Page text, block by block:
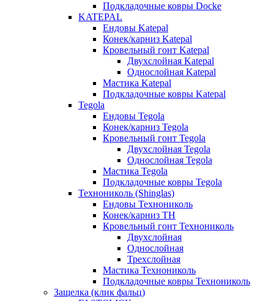
Подкладочные ковры Docke
KATEPAL
Ендовы Katepal
Конек/карниз Katepal
Кровельный гонт Katepal
Двухслойная Katepal
Однослойная Katepal
Мастика Katepal
Подкладочные ковры Katepal
Tegola
Ендовы Tegola
Конек/карниз Tegola
Кровельный гонт Tegola
Двухслойная Tegola
Однослойная Tegola
Мастика Tegola
Подкладочные ковры Tegola
Технониколь (Shinglas)
Ендовы Технониколь
Конек/карниз ТН
Кровельный гонт Технониколь
Двухслойная
Однослойная
Трехслойная
Мастика Технониколь
Подкладочные ковры Технониколь
Защелка (клик фальц)